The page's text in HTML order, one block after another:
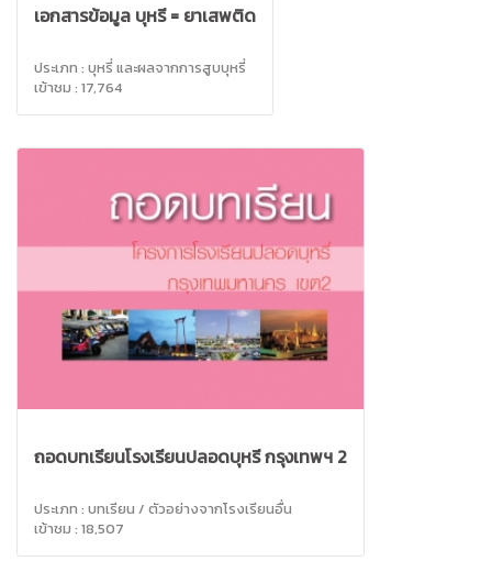
เอกสารข้อมูล บุหรี่ = ยาเสพติด
ประเภท : บุหรี่ และผลจากการสูบบุหรี่
เข้าชม : 17,764
ถอดบทเรียนโรงเรียนปลอดบุหรี่ กรุงเทพฯ 2
ประเภท : บทเรียน / ตัวอย่างจากโรงเรียนอื่น
เข้าชม : 18,507